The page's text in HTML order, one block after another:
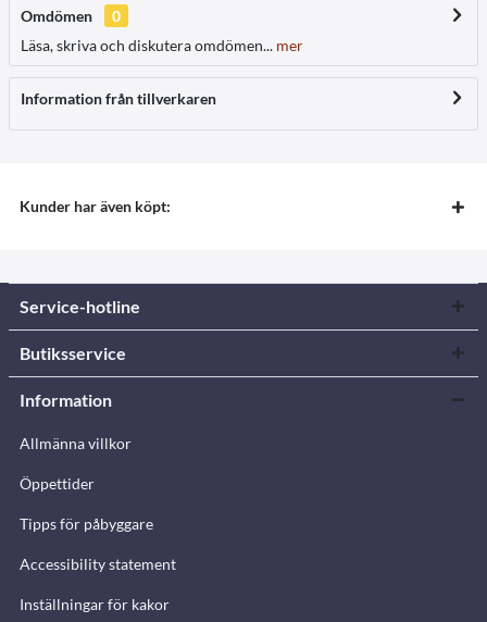
Omdömen
0
Läsa, skriva och diskutera omdömen... mer
Information från tillverkaren
Kunder har även köpt:
Service-hotline
Butiksservice
Information
Allmänna villkor
Öppettider
Tipps för påbyggare
Accessibility statement
Inställningar för kakor